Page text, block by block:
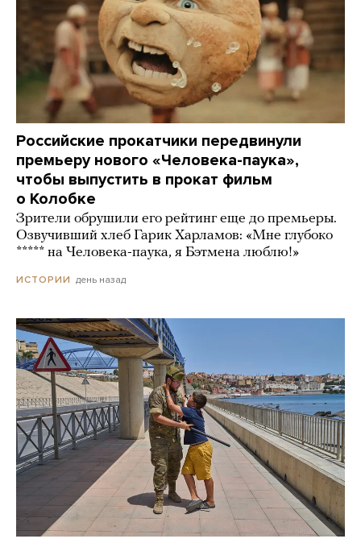
Российские прокатчики передвинули
премьеру нового «Человека-паука»,
чтобы выпустить в прокат фильм
о Колобке
Зрители обрушили его рейтинг еще до премьеры.
Озвучивший хлеб Гарик Харламов: «Мне глубоко
***** на Человека-паука, я Бэтмена люблю!»
ИСТОРИИ день назад